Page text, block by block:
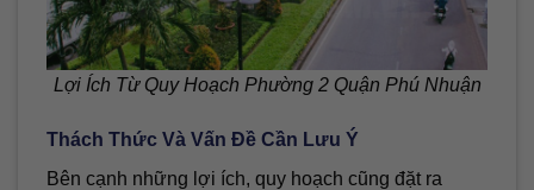
Lợi Ích Từ Quy Hoạch Phường 2 Quận Phú Nhuận
Thách Thức Và Vấn Đề Cần Lưu Ý
Bên cạnh những lợi ích, quy hoạch cũng đặt ra